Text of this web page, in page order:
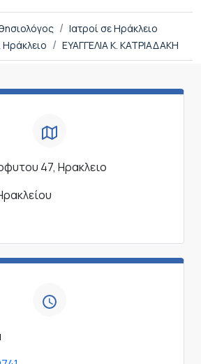
Ιατροί σε Ηράκλειο
Ηράκλειο
ΕΥΑΓΓΕΛΙΑ Κ. ΚΑΤΡΙΑΔΑΚΗ
47, Ηρακλειο